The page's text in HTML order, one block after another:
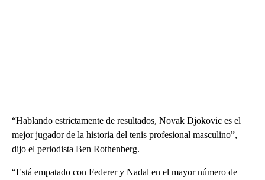
“Hablando estrictamente de resultados, Novak Djokovic es el
mejor jugador de la historia del tenis profesional masculino”,
dijo el periodista Ben Rothenberg.
“Está empatado con Federer y Nadal en el mayor número de